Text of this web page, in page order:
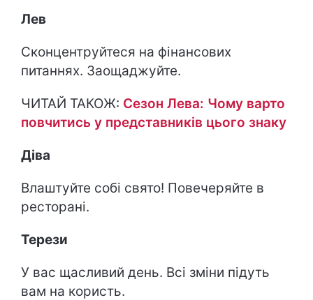
Лев
Сконцентруйтеся на фінансових
питаннях. Заощаджуйте.
ЧИТАЙ ТАКОЖ: Сезон Лева: Чому варто
повчитись у представників цього знаку
Діва
Влаштуйте собі свято! Повечеряйте в
ресторані.
Терези
У вас щасливий день. Всі зміни підуть
вам на користь.